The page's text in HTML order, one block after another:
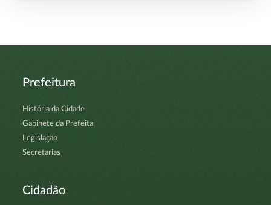
Prefeitura
História da Cidade
Gabinete da Prefeita
Legislação
Secretarias
Cidadão